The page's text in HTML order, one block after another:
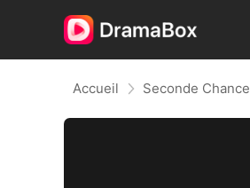
Accueil Seconde Chance